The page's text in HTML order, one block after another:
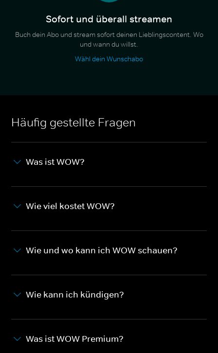
Sofort und überall streamen
Buch dein Abo und stream sofort deinen Lieblingscontent. Wo
und wann du willst.
Wähl dein Wunschabo
Häufig gestellte Fragen
Was ist WOW?
Wie viel kostet WOW?
Wie und wo kann ich WOW schauen?
Wie kann ich kündigen?
Was ist WOW Premium?